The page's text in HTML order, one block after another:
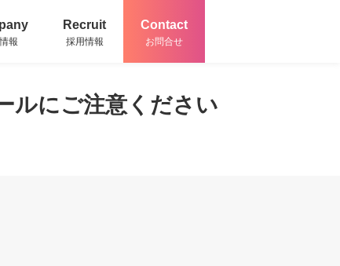
報
Recruit
採用情報
Contact
お問合せ
ルにご注意ください